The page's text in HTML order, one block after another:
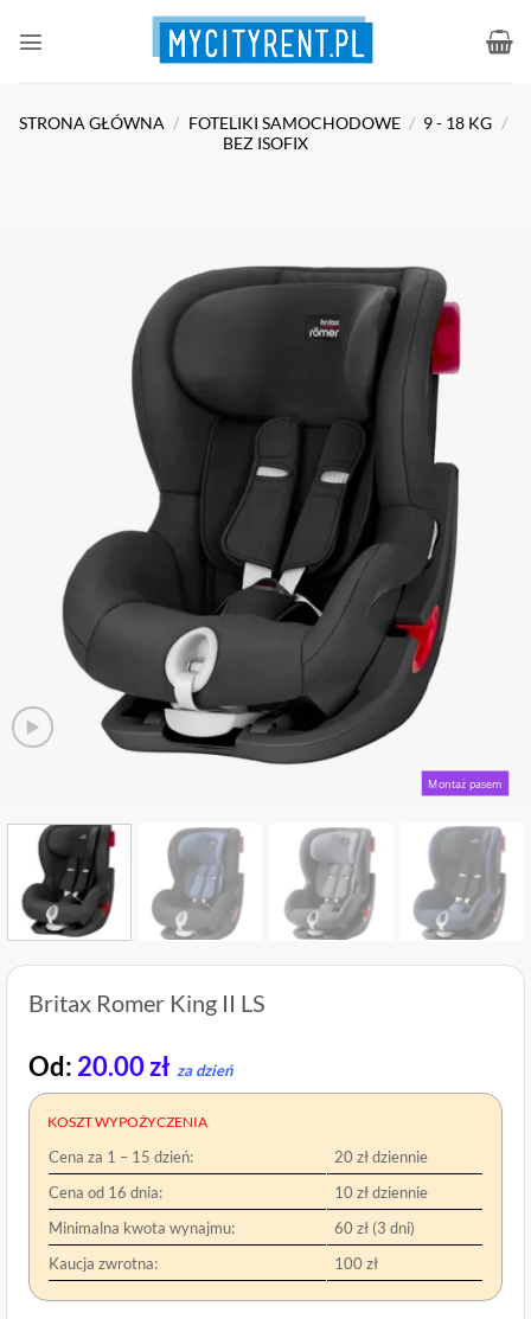
STRONA GŁÓWNA / FOTELIKI SAMOCHODOWE / 9 - 18 KG /
BEZ ISOFIX
Montaż pasem
Britax Romer King II LS
Od: 20.00zł za dzień
KOSZT WYPOŻYCZENIA
Cena za 1 – 15 dzień:
20 zł dziennie
Cena od 16 dnia:
10 zł dziennie
Minimalna kwota wynajmu:
60 zł (3 dni)
Kaucja zwrotna:
100 zł